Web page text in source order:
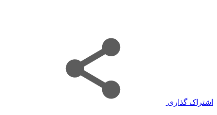
اشتراک گذاری